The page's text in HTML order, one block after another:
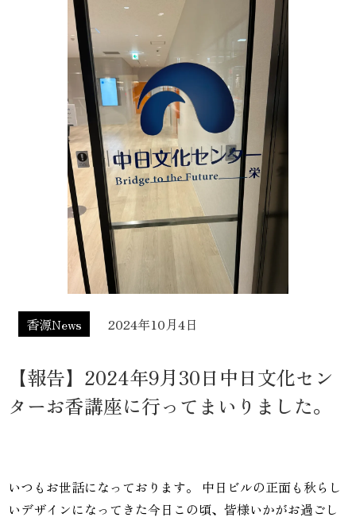
香源News 2024年10月4日
【報告】2024年9月30日中日文化セン
ターお香講座に行ってまいりました。
いつもお世話になっております。 中日ビルの正面も秋らし
いデザインになってきた今日この頃、皆様いかがお過ごし